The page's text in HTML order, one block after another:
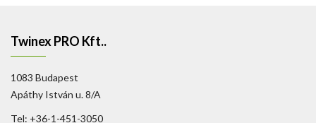
Twinex PRO Kft..
1083 Budapest
Apáthy István u. 8/A
Tel: +36-1-451-3050